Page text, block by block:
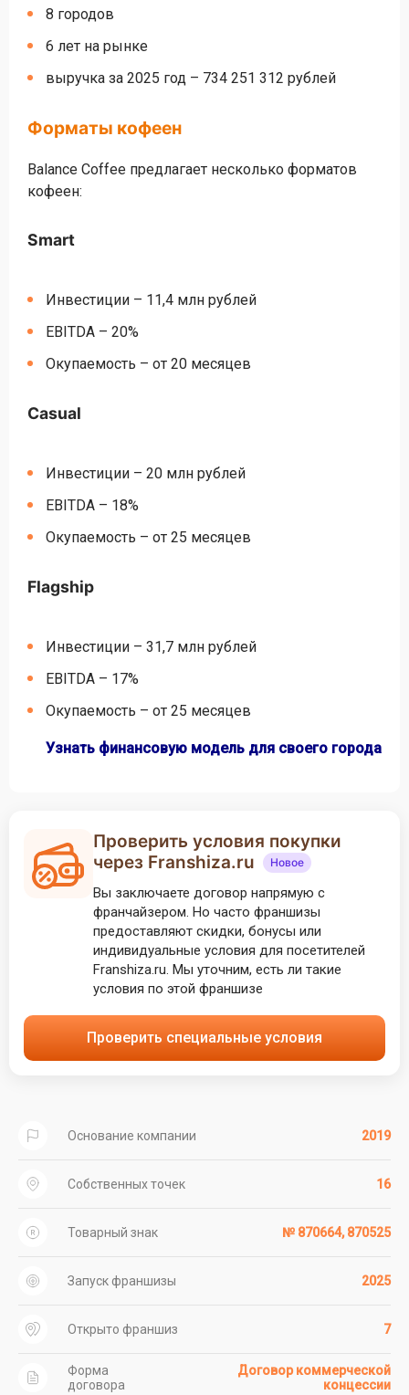
8 городов
6 лет на рынке
выручка за 2025 год – 734 251 312 рублей
Форматы кофеен
Balance Coffee предлагает несколько форматов
кофеен:
Smart
Инвестиции – 11,4 млн рублей
EBITDA – 20%
Окупаемость – от 20 месяцев
Casual
Инвестиции – 20 млн рублей
EBITDA – 18%
Окупаемость – от 25 месяцев
Flagship
Инвестиции – 31,7 млн рублей
EBITDA – 17%
Окупаемость – от 25 месяцев
Узнать финансовую модель для своего города
Проверить условия покупки
через Franshiza.ru
Новое
Вы заключаете договор напрямую с
франчайзером. Но часто франшизы
предоставляют скидки, бонусы или
индивидуальные условия для посетителей
Franshiza.ru. Мы уточним, есть ли такие
условия по этой франшизе
Проверить специальные условия
Основание компании 2019
Собственных точек 16
Товарный знак № 870664, 870525
Запуск франшизы 2025
Открыто франшиз 7
Форма
договора
Договор коммерческой
концессии